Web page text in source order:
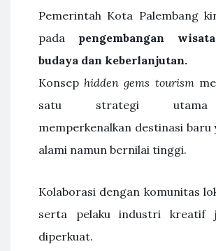
Pemerintah Kota Palembang
pada pengembangan
budaya dan keberlanjutan.
Konsephidden gems tourism
satu strategi
memperkenalkan destinasi baru
alami namun bernilai tinggi.
Kolaborasi dengan komunitas
serta pelaku industri kreatif
diperkuat.